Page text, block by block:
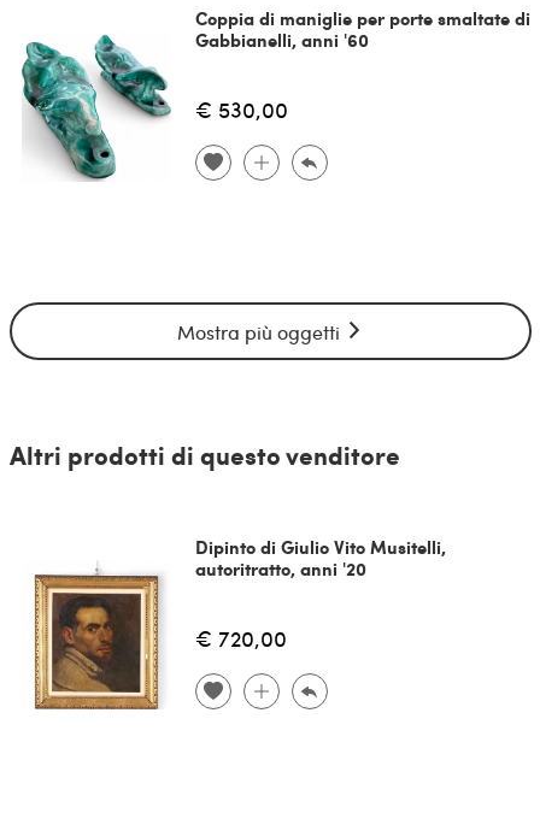
Coppia di maniglie per porte smaltate di
Gabbianelli, anni '60
€ 530,00
Mostra più oggetti
Altri prodotti di questo venditore
Dipinto di Giulio Vito Musitelli,
autoritratto, anni '20
€ 720,00